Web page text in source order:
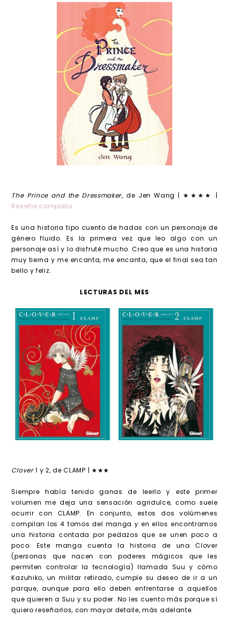
The Prince and the Dressmaker, de Jen Wang | ★★★★ |
Reseña completa
Es una historia tipo cuento de hadas con un personaje de
género fluido. Es la primera vez que leo algo con un
personaje así y lo disfruté mucho. Creo que es una historia
muy tierna y me encanta, me encanta, que el final sea tan
bello y feliz.
LECTURAS DEL MES
Clover1 y 2, de CLAMP | ★★★
Siempre había tenido ganas de leerlo y este primer
volumen me deja una sensación agridulce, como suele
ocurrir con CLAMP. En conjunto, estos dos volúmenes
compilan los 4 tomos del manga y en ellos encontramos
una historia contada por pedazos que se unen poco a
poco. Este manga cuenta la historia de una Clover
(personas que nacen con poderes mágicos que les
permiten controlar la tecnología) llamada Suu y cómo
Kazuhiko, un militar retirado, cumple su deseo de ir a un
parque, aunque para ello deben enfrentarse a aquellos
que quieren a Suu y su poder. No les cuento más porque sí
quiero reseñarlos, con mayor detalle, más adelante.